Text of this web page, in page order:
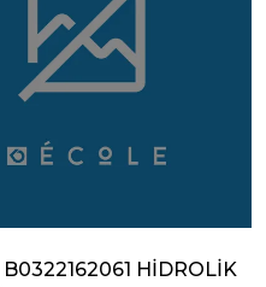
B0322162061 HİDROLİK